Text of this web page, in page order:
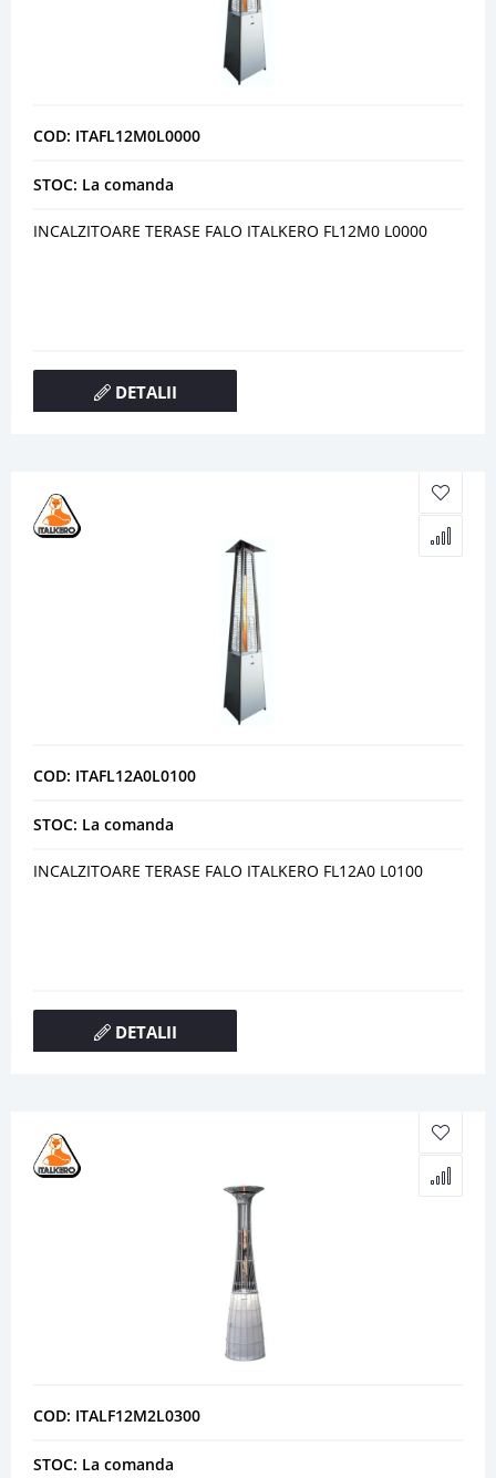
COD: ITAFL12M0L0000
STOC: La comanda
INCALZITOARE TERASE FALO ITALKERO FL12M0 L0000
DETALII
COD: ITAFL12A0L0100
STOC: La comanda
INCALZITOARE TERASE FALO ITALKERO FL12A0 L0100
DETALII
COD: ITALF12M2L0300
STOC: La comanda